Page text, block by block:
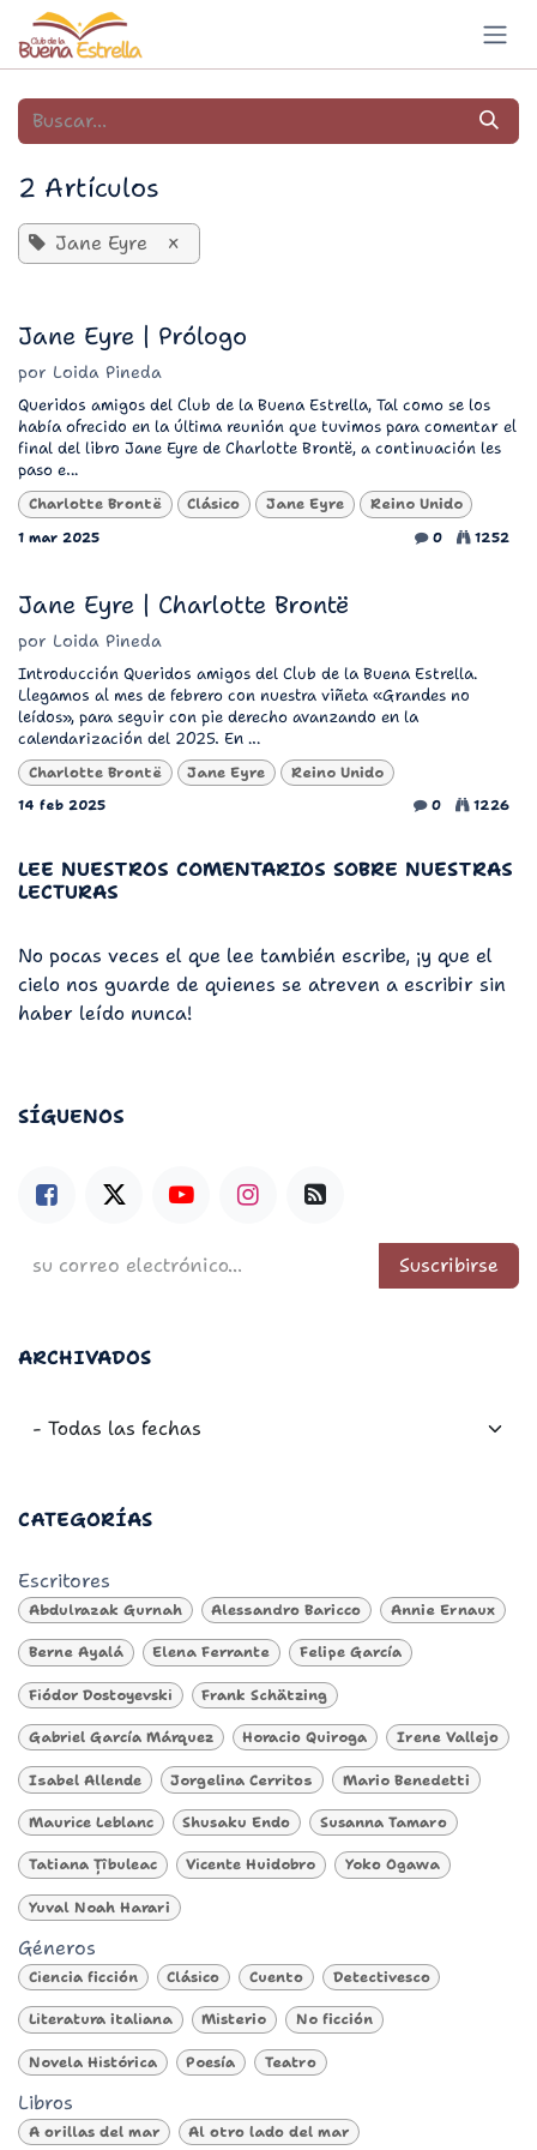
Ir al contenido
2 Artículos
Jane Eyre ×
Jane Eyre | Prólogo
por Loida Pineda
Queridos amigos del Club de la Buena Estrella, Tal como se los
había ofrecido en la última reunión que tuvimos para comentar el
final del libro Jane Eyre de Charlotte Brontë, a continuación les
paso e...
Charlotte Brontë Clásico Jane Eyre
Reino Unido
1 mar 2025
0 1252
Jane Eyre | Charlotte Brontë
por Loida Pineda
Introducción Queridos amigos del Club de la Buena Estrella.
Llegamos al mes de febrero con nuestra viñeta «Grandes no
leídos», para seguir con pie derecho avanzando en la
calendarización del 2025. En ...
Charlotte Brontë Jane Eyre
Reino Unido
14 feb 2025
0 1226
LEE NUESTROS COMENTARIOS SOBRE NUESTRAS
LECTURAS
No pocas veces el que lee también escribe, ¡y que el
cielo nos guarde de quienes se atreven a escribir sin
haber leído nunca!
SÍGUENOS
Suscribirse
ARCHIVADOS
CATEGORÍAS
Escritores
Abdulrazak Gurnah Alessandro Baricco Annie Ernaux
Berne Ayalá Elena Ferrante Felipe García
Fiódor Dostoyevski Frank Schätzing
Gabriel García Márquez Horacio Quiroga Irene Vallejo
Isabel Allende Jorgelina Cerritos Mario Benedetti
Maurice Leblanc Shusaku Endo Susanna Tamaro
Tatiana Țîbuleac Vicente Huidobro Yoko Ogawa
Yuval Noah Harari
Géneros
Ciencia ficción Clásico Cuento Detectivesco
Literatura italiana Misterio No ficción
Novela Histórica Poesía Teatro
Libros
A orillas del mar Al otro lado del mar